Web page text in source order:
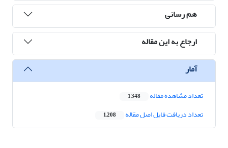
هم رسانی
ارجاع به این مقاله
آمار
تعداد مشاهده مقاله 1,348
تعداد دریافت فایل اصل مقاله 1,208